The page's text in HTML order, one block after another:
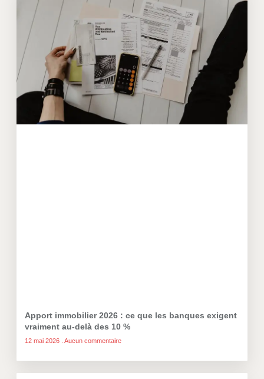
Apport immobilier 2026 : ce que les banques exigent
vraiment au-delà des 10 %
12 mai 2026 Aucun commentaire